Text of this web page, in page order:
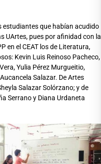
estudiantes que habían acudido
UArtes, pues por afinidad con la
en el CEAT los de Literatura,
Kevin Luis Reinoso Pacheco,
Yulia Pérez Murgueitio,
Salazar. De Artes
Salazar Solórzano; y de
Serrano y Diana Urdaneta